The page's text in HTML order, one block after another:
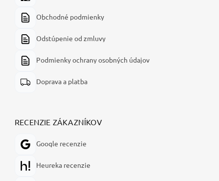
Obchodné podmienky
Odstúpenie od zmluvy
Podmienky ochrany osobných údajov
Doprava a platba
RECENZIE ZÁKAZNÍKOV
Google recenzie
Heureka recenzie